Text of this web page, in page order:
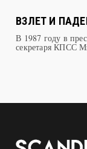
ВЗЛЕТ И
В 1987 году в